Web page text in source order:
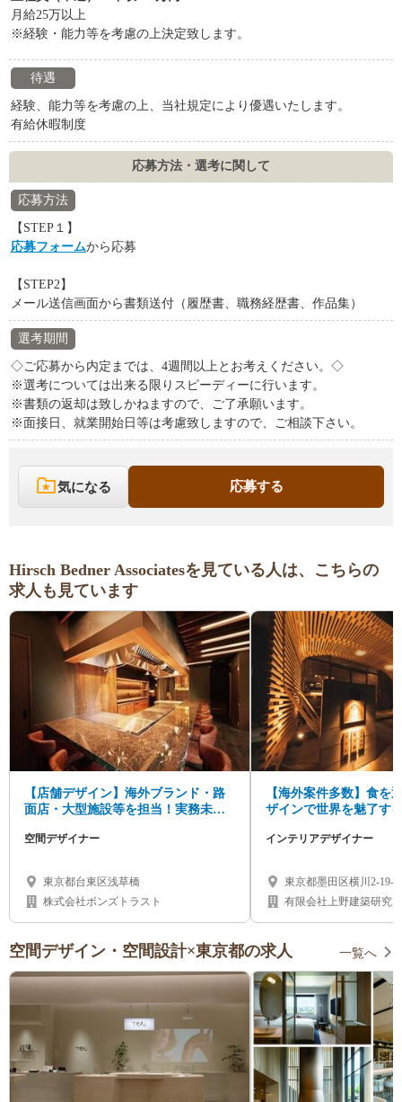
月給25万以上
※経験・能力等を考慮の上決定致します。
待遇
経験、能力等を考慮の上、当社規定により優遇いたします。
有給休暇制度
応募方法・選考に関して
応募方法
【STEP１】
応募フォームから応募
【STEP2】
メール送信画面から書類送付（履歴書、職務経歴書、作品集）
選考期間
◇ご応募から内定までは、4週間以上とお考えください。◇
※選考については出来る限りスピーディーに行います。
※書類の返却は致しかねますので、ご了承願います。
※面接日、就業開始日等は考慮致しますので、ご相談下さい。
気になる 応募する
Hirsch Bedner Associatesを見ている人は、こちらの
求人も見ています
【店舗デザイン】海外ブランド・路
面店・大型施設等を担当！実務未経
日休み
空間デザイナー
東京都台東区浅草橋
株式会社ボンズトラスト
【海外案件多数】食を
ザインで世界を魅了す
インテリアデザイナー
東京都墨田区横川2-19-
「押上」駅より徒歩8分
有限会社上野建築研究所
空間デザイン・空間設計×東京都の求人 一覧へ